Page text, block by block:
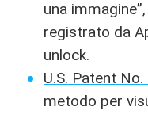
una
registrato da
unlock.
U.S. Patent
metodo per